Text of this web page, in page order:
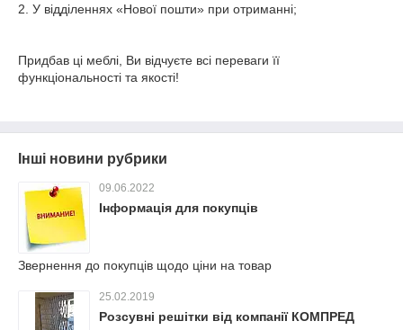
2. У відділеннях «Нової пошти» при отриманні;
Придбав ці меблі, Ви відчуєте всі переваги її
функціональності та якості!
Інші новини рубрики
09.06.2022
Інформація для покупців
Звернення до покупців щодо ціни на товар
25.02.2019
Розсувні решітки від компанії КОМПРЕД